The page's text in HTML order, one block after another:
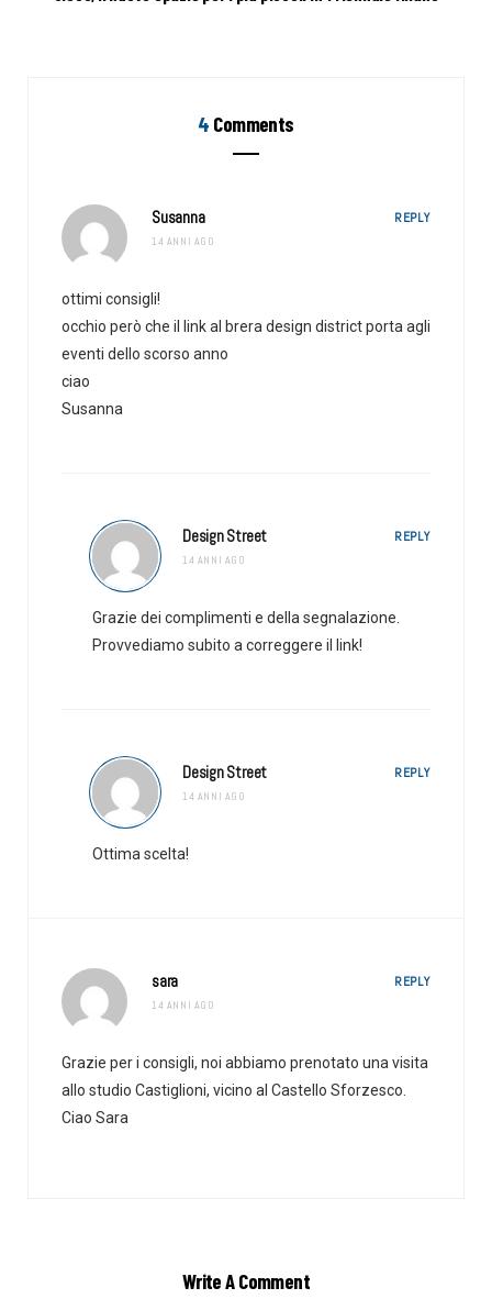
4 Comments
Susanna
14 ANNI AGO
REPLY
ottimi consigli!
occhio però che il link al brera design district porta agli
eventi dello scorso anno
ciao
Susanna
Design Street
14 ANNI AGO
REPLY
Grazie dei complimenti e della segnalazione.
Provvediamo subito a correggere il link!
Design Street
14 ANNI AGO
REPLY
Ottima scelta!
sara
14 ANNI AGO
REPLY
Grazie per i consigli, noi abbiamo prenotato una visita
allo studio Castiglioni, vicino al Castello Sforzesco.
Ciao Sara
Write A Comment